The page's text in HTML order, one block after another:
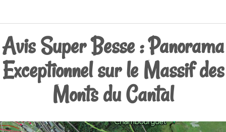
Avis Super Besse : Panorama
Exceptionnel sur le Massif des
Monts du Cantal